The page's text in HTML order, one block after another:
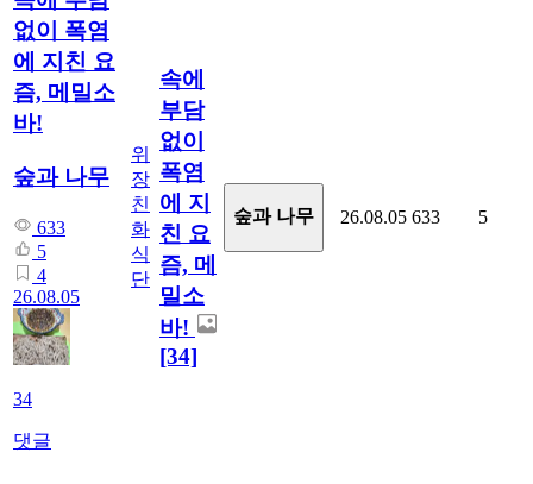
없이 폭염
에 지친 요
즘, 메밀소
바!
숲과 나무
633
5
4
26.08.05
34
댓글
위
장
친
화
식
단
속에
부담
없이
폭염
에 지
친 요
즘, 메
밀소
바!
[34]
숲과 나무 26.08.05 633 5